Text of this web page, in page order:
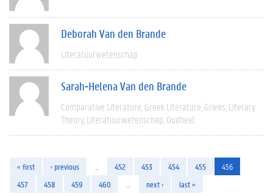
Deborah Van den Brande
Literatuurwetenschap
Sarah-Helena Van den Brande
Comparative Literature Greek Literature Grieks Literary
Theory Literatuurwetenschap Oudheid
« first ‹ previous 452 453 454 455
456
457
458 459 460 next › last »